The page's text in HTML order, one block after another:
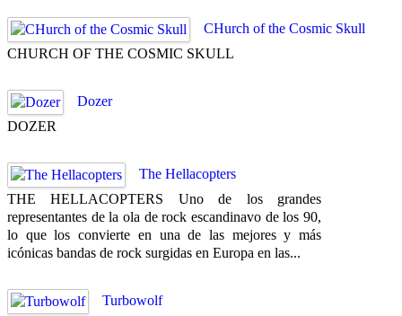
CHurch of the Cosmic Skull
CHURCH OF THE COSMIC SKULL
Dozer
DOZER
The Hellacopters
THE HELLACOPTERS Uno de los grandes
representantes de la ola de rock escandinavo de los 90,
lo que los convierte en una de las mejores y más
icónicas bandas de rock surgidas en Europa en las...
Turbowolf